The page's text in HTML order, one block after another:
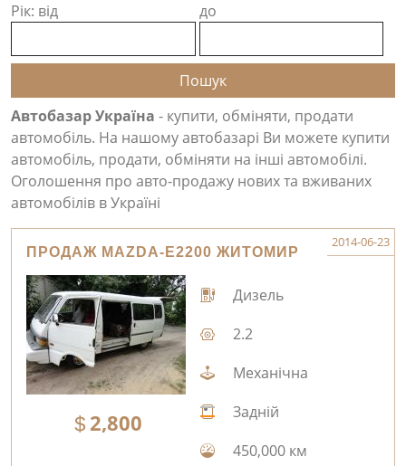
Рік: від до
Автобазар Україна - купити, обміняти, продати
автомобіль. На нашому автобазарі Ви можете купити
автомобіль, продати, обміняти на інші автомобілі.
Оголошення про авто-продажу нових та вживаних
автомобілів в Україні
ПРОДАЖ MAZDA-E2200 ЖИТОМИР
2014-06-23
2,800
Дизель
2.2
Механічна
Задній
450,000 км